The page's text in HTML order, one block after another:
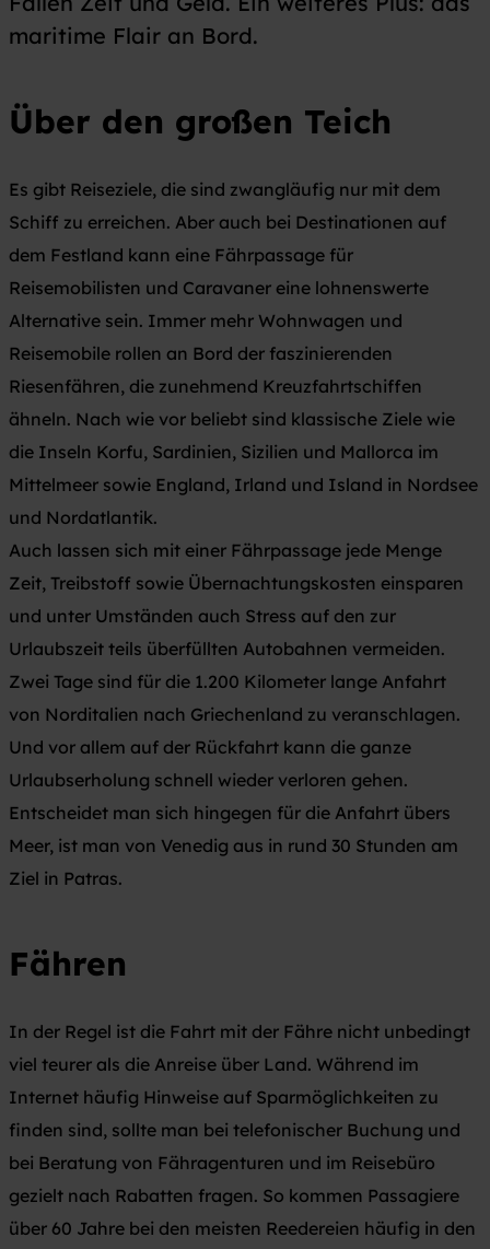
maritime Flair an Bord.
Über den großen Teich
Es gibt Reiseziele, die sind zwangläufig nur mit dem
Schiff zu erreichen. Aber auch bei Destinationen auf
dem Festland kann eine Fährpassage für
Reisemobilisten und Caravaner eine lohnenswerte
Alternative sein. Immer mehr Wohnwagen und
Reisemobile rollen an Bord der faszinierenden
Riesenfähren, die zunehmend Kreuzfahrtschiffen
ähneln. Nach wie vor beliebt sind klassische Ziele wie
die Inseln Korfu, Sardinien, Sizilien und Mallorca im
Mittelmeer sowie England, Irland und Island in Nordsee
und Nordatlantik.
Auch lassen sich mit einer Fährpassage jede Menge
Zeit, Treibstoff sowie Übernachtungskosten einsparen
und unter Umständen auch Stress auf den zur
Urlaubszeit teils überfüllten Autobahnen vermeiden.
Zwei Tage sind für die 1.200 Kilometer lange Anfahrt
von Norditalien nach Griechenland zu veranschlagen.
Und vor allem auf der Rückfahrt kann die ganze
Urlaubserholung schnell wieder verloren gehen.
Entscheidet man sich hingegen für die Anfahrt übers
Meer, ist man von Venedig aus in rund 30 Stunden am
Ziel in Patras.
Fähren
In der Regel ist die Fahrt mit der Fähre nicht unbedingt
viel teurer als die Anreise über Land. Während im
Internet häufig Hinweise auf Sparmöglichkeiten zu
finden sind, sollte man bei telefonischer Buchung und
bei Beratung von Fähragenturen und im Reisebüro
gezielt nach Rabatten fragen. So kommen Passagiere
über 60 Jahre bei den meisten Reedereien häufig in den